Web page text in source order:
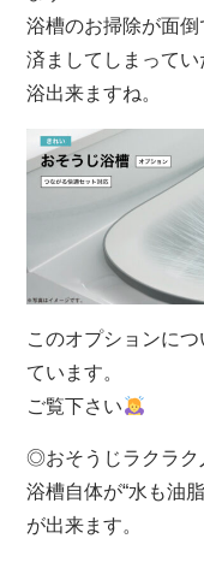
浴槽のお掃除が面
済ましてしまって
浴出来ますね。
このオプションに
ています。
ご覧下さい
◎おそうじラクラク
浴槽自体が“水も油
が出来ます。